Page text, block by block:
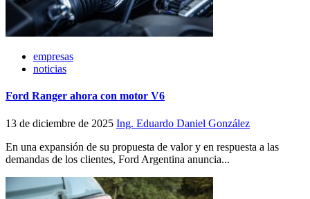
empresas
noticias
Ford Ranger ahora con motor V6
13 de diciembre de 2025 Ing. Eduardo Daniel González
En una expansión de su propuesta de valor y en respuesta a las
demandas de los clientes, Ford Argentina anuncia...